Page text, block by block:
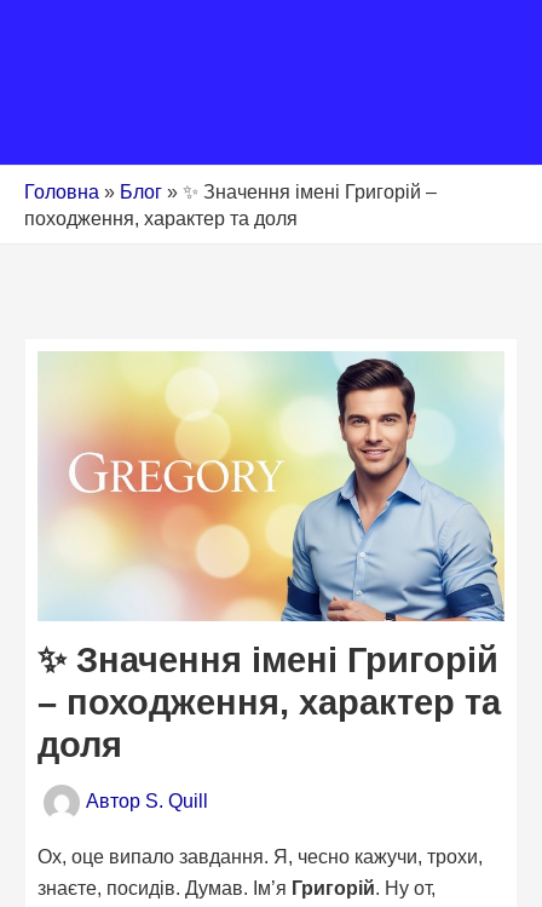
Головна » Блог » ✨ Значення імені Григорій –
походження, характер та доля
✨ Значення імені Григорій
– походження, характер та
доля
Автор S. Quill
Ох, оце випало завдання. Я, чесно кажучи, трохи,
знаєте, посидів. Думав. Ім’я Григорій. Ну от,